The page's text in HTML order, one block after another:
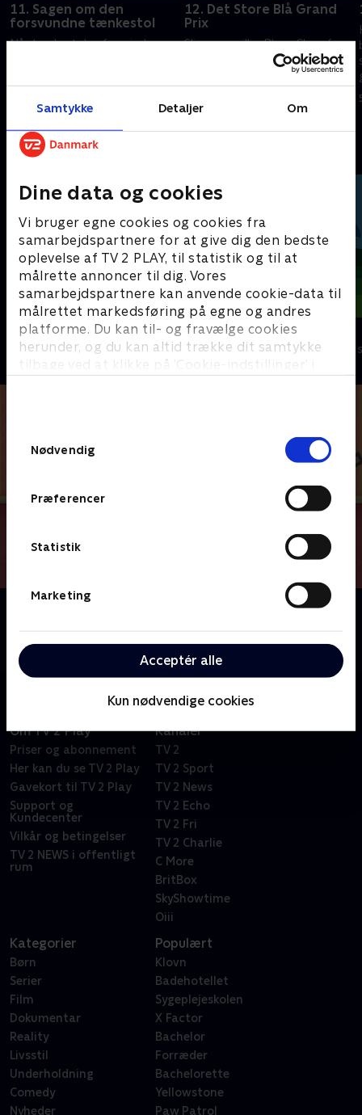
Samtykke Detaljer Om
Dine data og cookies
Vi bruger egne cookies og cookies fra
samarbejdspartnere for at give dig den bedste
oplevelse af TV 2 PLAY, til statistik og til at
målrette annoncer til dig. Vores
samarbejdspartnere kan anvende cookie-data til
målrettet markedsføring på egne og andres
platforme. Du kan til- og fravælge cookies
herunder, og du kan altid trække dit samtykke
tilbage ved at klikke på ’Cookie-indstillinger’ i
Nødvendig
Præferencer
Statistik
Marketing
Acceptér alle
Kun nødvendige cookies
11. Sagen om den
forsvundne tænkestol
Når tænkestolen forsvinder,
mysteriet
5. april 2024 • 21 min
12. Det Store Blå Grand
Prix
Slippery spiller Blues Clues for
at få sin racerbil til at køre
super hurtigt i det store blå
derbyløb
5. april 2024 • 21 min
Andre så også
Mægtige maskiner
Børneserier • 1 sæsoner
Dino Deluxe
Børneserier • 1
gåder, når I sammen tager på et eventyr?
Om TV 2 Play
Priser og abonnement
Her kan du se TV 2 Play
Gavekort til TV 2 Play
Support og
Kundecenter
Vilkår og betingelser
TV 2 NEWS i offentligt
rum
Kanaler
TV 2
TV 2 Sport
TV 2 News
TV 2 Echo
TV 2 Fri
TV 2 Charlie
C More
BritBox
SkyShowtime
Oiii
Kategorier
Børn
Serier
Film
Dokumentar
Reality
Livsstil
Underholdning
Comedy
Nyheder
Populært
Klovn
Badehotellet
Sygeplejeskolen
X Factor
Bachelor
Forræder
Bachelorette
Yellowstone
Paw Patrol